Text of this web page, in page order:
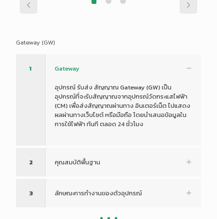
Gateway (GW)
1 Gateway
อุปกรณ์ รับส่ง สัญญาณ Gateway (GW) เป็น
อุปกรณ์ที่จะรับสัญญาณจากอุปกรณ์วัดกระแสไฟฟ้า
(CM) เพื่อส่งสัญญาณผ่านทาง อินเตอร์เน็ต ไปแสดง
ผลผ่านทางเว็บไซต์ หรือมือถือ โดยนำเสนอข้อมูลใน
การใช้ไฟฟ้า ทันที ตลอด 24 ชั่วโมง
2 คุณสมบัติพื้นฐาน
3 ลักษณะการทำงานของตัวอุปกรณ์